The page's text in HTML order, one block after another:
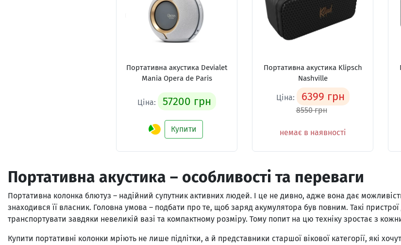
Портативна акустика – особливості та переваги
Портативна колонка блютуз – надійний супутник активних людей. І це не дивно, адже вона дає
знаходився її власник. Головна умова – подбати про те, щоб заряд акумулятора був повним. Такі
транспортувати завдяки невеликій вазі та компактному розміру. Тому попит на цю техніку зростає з
Купити портативні колонки мріють не лише підлітки, а й представники старшої вікової категорії, які
Портативна акустика Devialet
Mania Opera de Paris
Ціна: 57200 грн
Купити
Портативна акустика Klipsch
Nashville
Ціна: 6399 грн
8550 грн
немає в наявності